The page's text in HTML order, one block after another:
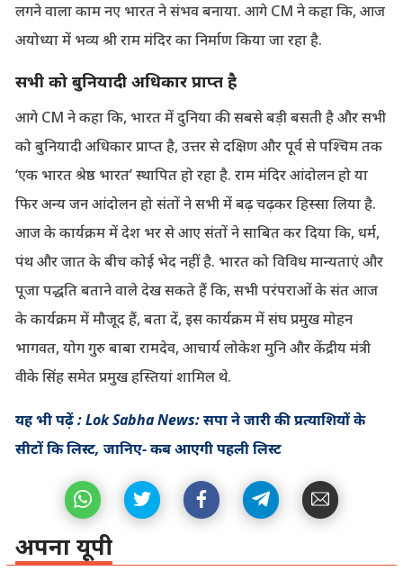
लगने वाला काम नए भारत ने संभव बनाया. आगे CM ने कहा कि, आज
अयोध्या में भव्य श्री राम मंदिर का निर्माण किया जा रहा है.
सभी को बुनियादी अधिकार प्राप्त है
आगे CM ने कहा कि, भारत में दुनिया की सबसे बड़ी बसती है और सभी
को बुनियादी अधिकार प्राप्त है, उत्तर से दक्षिण और पूर्व से पश्चिम तक
‘एक भारत श्रेष्ठ भारत’ स्थापित हो रहा है. राम मंदिर आंदोलन हो या
फिर अन्य जन आंदोलन हो संतों ने सभी में बढ़ चढ़कर हिस्सा लिया है.
आज के कार्यक्रम में देश भर से आए संतों ने साबित कर दिया कि, धर्म,
पंथ और जात के बीच कोई भेद नहीं है. भारत को विविध मान्यताएं और
पूजा पद्धति बताने वाले देख सकते हैं कि, सभी परंपराओं के संत आज
के कार्यक्रम में मौजूद हैं, बता दें, इस कार्यक्रम में संघ प्रमुख मोहन
भागवत, योग गुरु बाबा रामदेव, आचार्य लोकेश मुनि और केंद्रीय मंत्री
वीके सिंह समेत प्रमुख हस्तियां शामिल थे.
यह भी पढ़ें : Lok Sabha News: सपा ने जारी की प्रत्याशियों के
सीटों कि लिस्ट, जानिए- कब आएगी पहली लिस्ट
अपना यूपी